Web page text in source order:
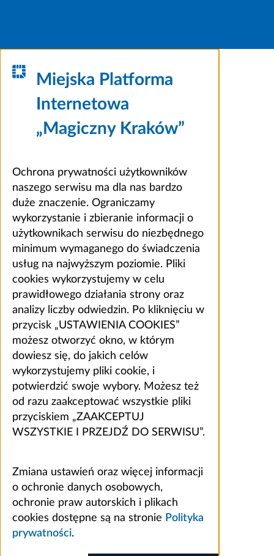
Miejska Platforma
Internetowa
„Magiczny Kraków”
Ochrona prywatności użytkowników
naszego serwisu ma dla nas bardzo
duże znaczenie. Ograniczamy
wykorzystanie i zbieranie informacji o
użytkownikach serwisu do niezbędnego
minimum wymaganego do świadczenia
usług na najwyższym poziomie. Pliki
cookies wykorzystujemy w celu
prawidłowego działania strony oraz
analizy liczby odwiedzin. Po kliknięciu w
przycisk „USTAWIENIA COOKIES”
możesz otworzyć okno, w którym
dowiesz się, do jakich celów
wykorzystujemy pliki cookie, i
potwierdzić swoje wybory. Możesz też
od razu zaakceptować wszystkie pliki
przyciskiem „ZAAKCEPTUJ
WSZYSTKIE I PRZEJDŹ DO SERWISU”.
Zmiana ustawień oraz więcej informacji
o ochronie danych osobowych,
ochronie praw autorskich i plikach
cookies dostępne są na stronie Polityka
prywatności.